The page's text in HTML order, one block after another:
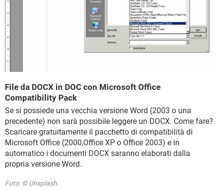
File da DOCX in DOC con Microsoft Office
Compatibility Pack
Se si possiede una vecchia versione Word (2003 o una
precedente) non sarà possibile leggere un DOCX. Come fare?
Scaricare gratuitamente il pacchetto di compatibilità di
Microsoft Office (2000,Office XP o Office 2003) e in
automatico i documenti DOCX saranno elaborati dalla
propria versione Word.
Foto: © Unsplash.